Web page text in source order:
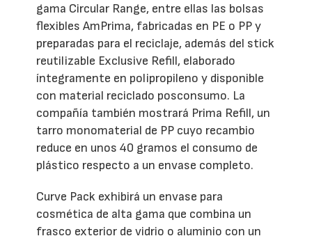
gama Circular Range, entre ellas las bolsas
flexibles AmPrima, fabricadas en PE o PP y
preparadas para el reciclaje, además del stick
reutilizable Exclusive Refill, elaborado
íntegramente en polipropileno y disponible
con material reciclado posconsumo. La
compañía también mostrará Prima Refill, un
tarro monomaterial de PP cuyo recambio
reduce en unos 40 gramos el consumo de
plástico respecto a un envase completo.
Curve Pack exhibirá un envase para
cosmética de alta gama que combina un
frasco exterior de vidrio o aluminio con un